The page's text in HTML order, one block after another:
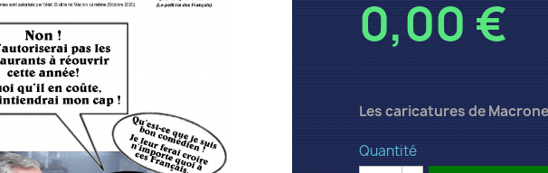
0,00 €
Les caricatures de
Quantité